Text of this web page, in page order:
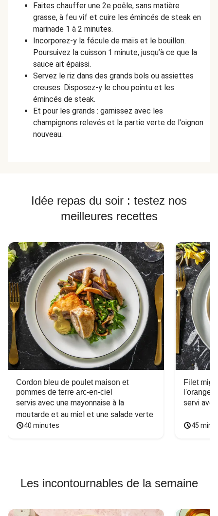
Faites chauffer une 2e poêle, sans matière
grasse, à feu vif et cuire les émincés de steak en
marinade 1 à 2 minutes.
Incorporez-y la fécule de maïs et le bouillon.
Poursuivez la cuisson 1 minute, jusqu’à ce que la
sauce ait épaissi.
Servez le riz dans des grands bols ou assiettes
creuses. Disposez-y le chou pointu et les
émincés de steak.
Et pour les grands : garnissez avec les
champignons relevés et la partie verte de l'oignon
nouveau.
Idée repas du soir : testez nos
meilleures recettes
Cordon bleu de poulet maison et
pommes de terre arc-en-ciel
servis avec une mayonnaise à la
moutarde et au miel et une salade verte
40 minutes
Filet
l'orange
servi
45
Les incontournables de la semaine